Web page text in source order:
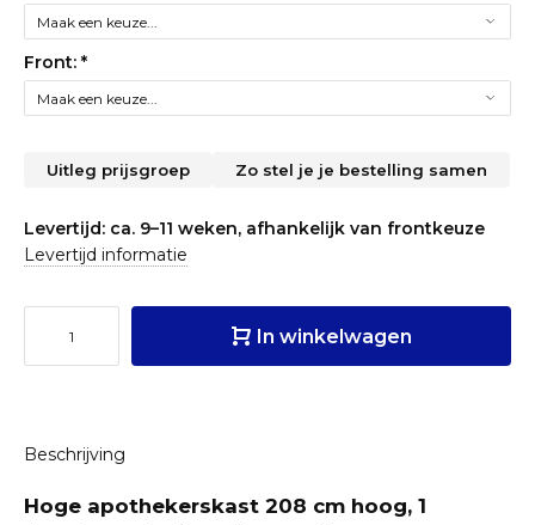
Front: *
Uitleg prijsgroep Zo stel je je bestelling samen
Levertijd: ca. 9–11 weken, afhankelijk van frontkeuze
Levertijd informatie
In winkelwagen
Beschrijving
Hoge apothekerskast 208 cm hoog, 1